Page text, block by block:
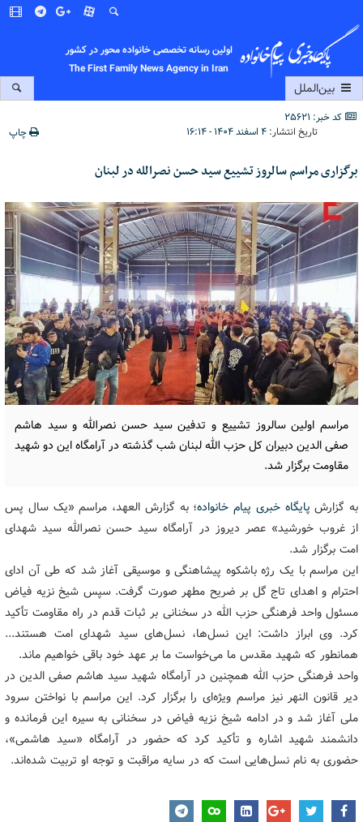
اولین رسانه تخصصی خانواده محور در کشور
The First Family News Agency in Iran
بین‌الملل
کد خبر: 25621
تاریخ انتشار:۴ اسفند ۱۴۰۴ - ۱۶:۱۴ چاپ
برگزاری مراسم سالروز تشییع سید حسن نصرالله در لبنان
مراسم اولین سالروز تشییع و تدفین سید حسن نصرالله و سید هاشم
صفی الدین دبیران کل حزب الله لبنان شب گذشته در آرامگاه این دو شهید
مقاومت برگزار شد.
به گزارش پایگاه خبری پیام خانواده؛ به گزارش العهد، مراسم «یک سال پس
از غروب خورشید» عصر دیروز در آرامگاه سید حسن نصرالله سید شهدای
امت برگزار شد.
این مراسم با یک رژه باشکوه پیشاهنگی و موسیقی آغاز شد که طی آن ادای
احترام و اهدای تاج گل بر ضریح مطهر صورت گرفت. سپس شیخ نزیه فیاض
مسئول واحد فرهنگی حزب الله در سخنانی بر ثبات قدم در راه مقاومت تأکید
کرد. وی ابراز داشت: این نسل‌ها، نسل‌های سید شهدای امت هستند...
همانطور که شهید مقدس ما می‌خواست ما بر عهد خود باقی خواهیم ماند.
واحد فرهنگی حزب الله همچنین در آرامگاه شهید سید هاشم صفی الدین در
دیر قانون النهر نیز مراسم ویژه‌ای را برگزار کرد. این مراسم با نواختن سرود
ملی آغاز شد و در ادامه شیخ نزیه فیاض در سخنانی به سیره این فرمانده و
دانشمند شهید اشاره و تأکید کرد که حضور در آرامگاه «سید هاشمی»،
حضوری به نام نسل‌هایی است که در سایه مراقبت و توجه او تربیت شده‌اند.